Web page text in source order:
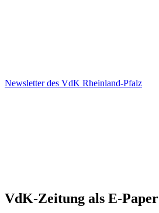
Newsletter des VdK Rheinland-Pfalz
VdK-Zeitung als E-Paper